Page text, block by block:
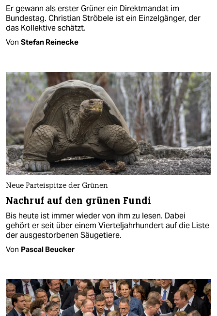
Er gewann als erster Grüner ein Direktmandat im
Bundestag. Christian Ströbele ist ein Einzelgänger, der
das Kollektive schätzt.
Von Stefan Reinecke
Neue Parteispitze der Grünen
Nachruf auf den grünen Fundi
Bis heute ist immer wieder von ihm zu lesen. Dabei
gehört er seit über einem Vierteljahrhundert auf die Liste
der ausgestorbenen Säugetiere.
Von Pascal Beucker